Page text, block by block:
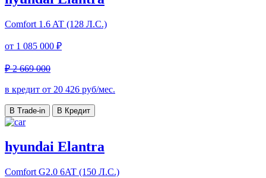
Comfort 1.6 AT (128 Л.С.)
от 1 085 000 ₽
₽ 2 669 000
в кредит от 20 426 руб/мес.
В Trade-in В Кредит
hyundai Elantra
Comfort G2.0 6AT (150 Л.С.)